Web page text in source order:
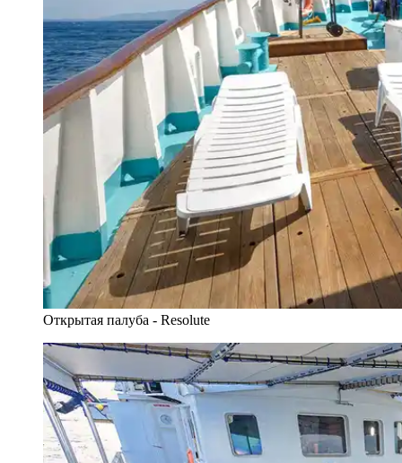
Открытая палуба - Resolute